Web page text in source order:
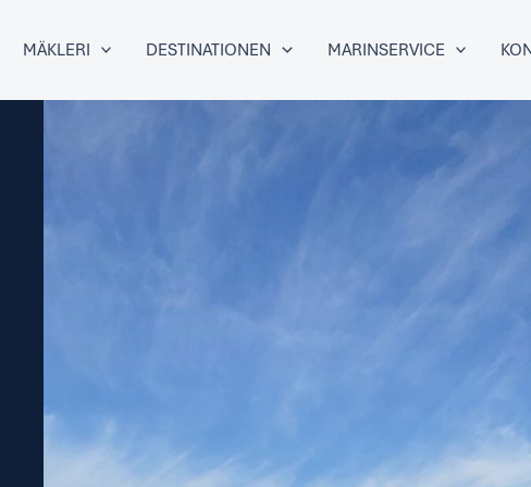
MÄKLERI DESTINATIONEN MARINSERVICE